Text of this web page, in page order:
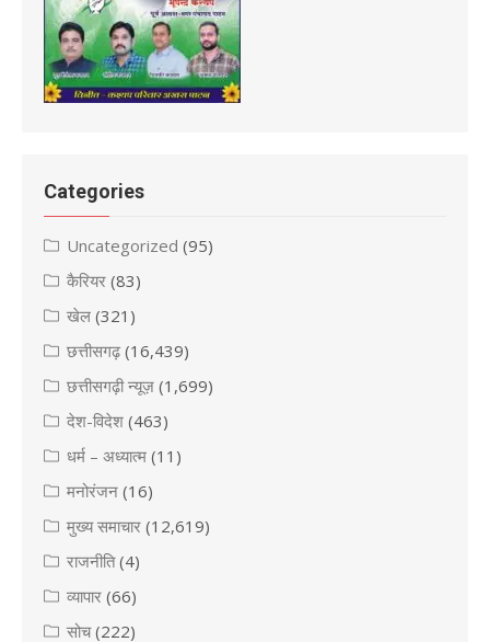
Categories
Uncategorized (95)
कैरियर (83)
खेल (321)
छत्तीसगढ़(16,439)
छत्तीसगढ़ी न्यूज़ (1,699)
देश-विदेश (463)
धर्म – अध्यात्म (11)
मनोरंजन (16)
मुख्य समाचार (12,619)
राजनीति(4)
व्यापार (66)
सोच(222)